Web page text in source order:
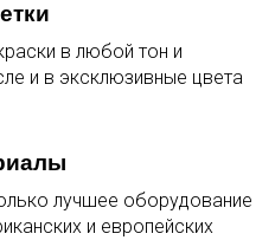
в любой тон и
и в эксклюзивные цвета
лучшее оборудование
и европейских